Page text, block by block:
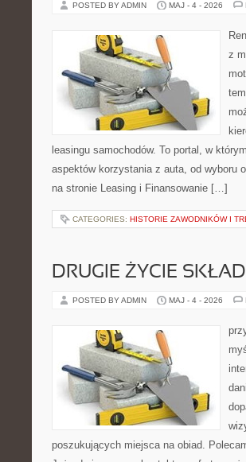
POSTED BY ADMIN MAJ - 4 - 2026
z
leasingu samochodów. To portal, w
aspektów korzystania z auta, od wyboru
na stronie Leasing i Finansowanie […]
CATEGORIES: HISTORIE ZAWODNIKÓW I
DRUGIE ŻYCIE
POSTED BY ADMIN MAJ - 4 - 2026
poszukujących miejsca na obiad.